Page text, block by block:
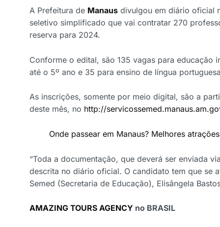
A Prefeitura de Manaus divulgou em diário oficial
seletivo simplificado que vai contratar 270
reserva para 2024.
Conforme o edital, são 135 vagas para educação
até o 5º ano e 35 para ensino de língua
As inscrições, somente por meio digital, são a
deste mês, no http://
Onde passear em Manaus? Melhores
“Toda a documentação, que deverá ser enviada
descrita no diário oficial. O candidato tem que se
Semed (Secretaria de Educação), Elisângela
AMAZING TOURS AGENCY no BRASIL